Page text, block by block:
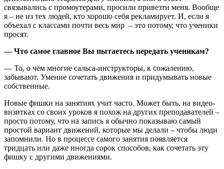
связывались с промоутерами, просили привезти меня. Вообще
я – не из тех людей, кто хорошо себя рекламирует. И, если я
объехал с классами почти весь мир – это потому, что ученики
просят.
— Что самое главное Вы пытаетесь передать ученикам?
— То, о чём многие сальса-инструкторы, к сожалению,
забывают. Умение сочетать движения и придумывать новые
собственные.
Новые фишки на занятиях учат часто. Может быть, на видео-
визитках со своих уроков я похож на других преподавателей –
просто потому, что на запись я обычно показываю самый
простой вариант движений, которые мы делали – чтобы люди
запомнили. Но в процессе самого занятия появляется
тридцать или даже иногда сорок способов, как сочетать эту
фишку с другими движениями.